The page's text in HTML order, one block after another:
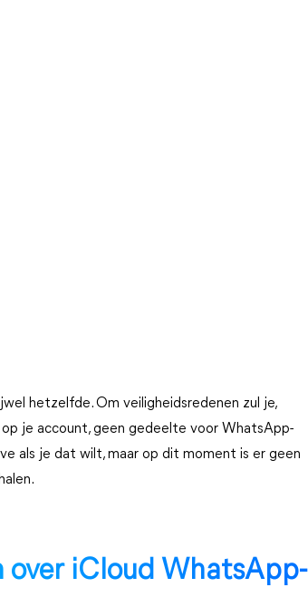
hetzelfde. Om veiligheidsredenen zul je,
je account, geen gedeelte voor WhatsApp-
als je dat wilt, maar op dit moment is er geen
over iCloud WhatsApp-